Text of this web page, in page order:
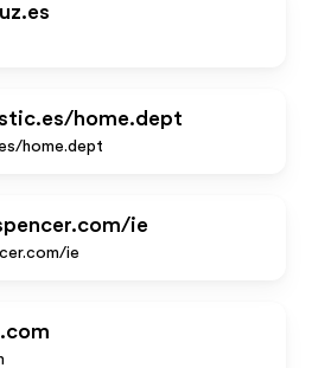
home.dept
home.dept
ie
ie